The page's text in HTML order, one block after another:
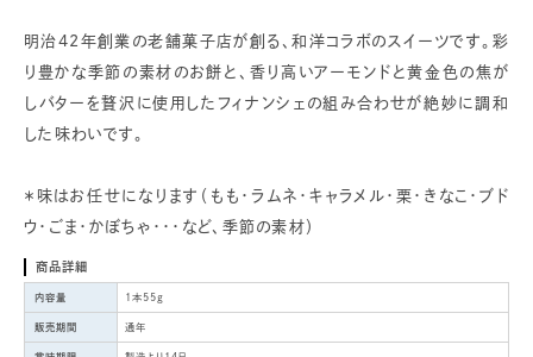
明治42年創業の老舗菓子店が創る、和洋コラボのスイーツです。彩
り豊かな季節の素材のお餅と、香り高いアーモンドと黄金色の焦が
しバターを贅沢に使用したフィナンシェの組み合わせが絶妙に調和
した味わいです。
＊味はお任せになります（もも・ラムネ・キャラメル・栗・きなこ・ブド
ウ・ごま・かぼちゃ・・・など、季節の素材）
商品詳細
内容量 1本55g
販売期間 通年